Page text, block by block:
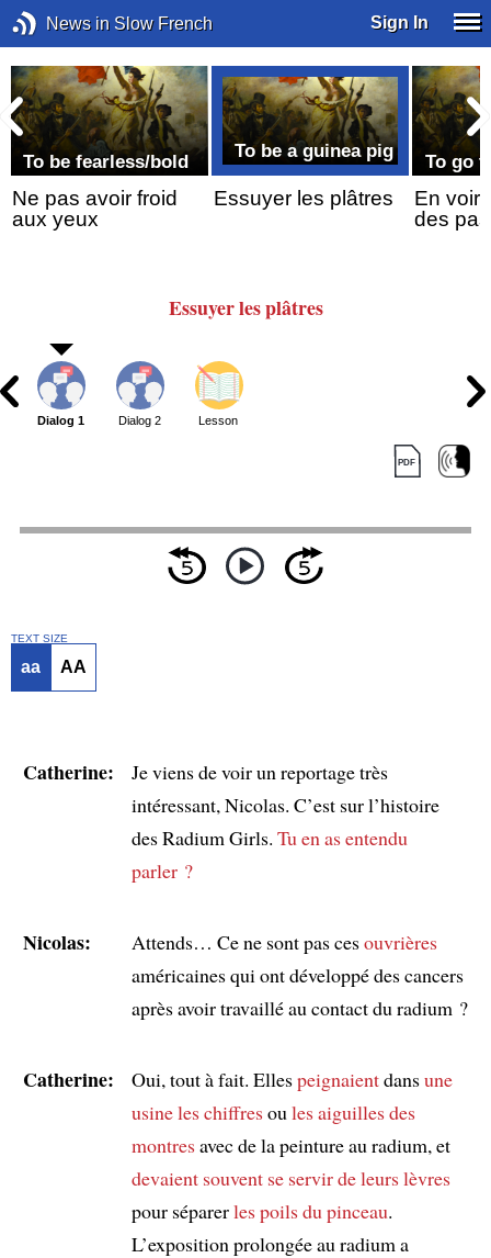
News in Slow French Sign In
To be fearless/bold
Ne pas avoir froid
aux yeux
To be a guinea pig
Essuyer les plâtres
To go
En voir
des
Essuyerles plâtres
Dialog 1 Dialog 2 Lesson
TEXT SIZE
aa AA
Catherine:
Je viens de voir un reportage très
intéressant, Nicolas. C’est sur l’histoire
des Radium Girls. Tu en as entendu
parler ?
Nicolas: Attends… Ce ne sont pas cesouvrières
américaines qui ont développé des cancers
après avoir travaillé au contact du radium ?
Catherine: Oui, tout à fait. Ellespeignaientdansune
usineles chiffresou les aiguilles des
montresavec de la peinture au radium, et
devaient souvent se servir de leurs lèvres
pour séparerles poils du pinceau.
L’exposition prolongée au radium a